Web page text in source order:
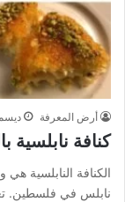
أرض المعرفة ديسمبر
كنافة نابلسية
الكنافة النابلسية
نابلس في فلسطين.